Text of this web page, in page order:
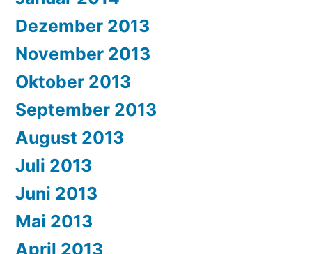
Dezember 2013
November 2013
Oktober 2013
September 2013
August 2013
Juli 2013
Juni 2013
Mai 2013
April 2013